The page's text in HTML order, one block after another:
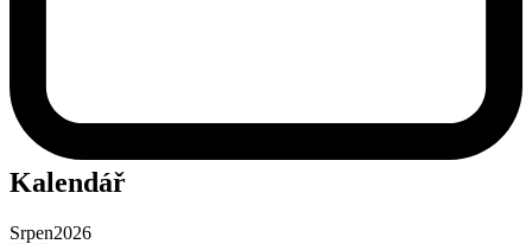
Kalendář
Srpen2026